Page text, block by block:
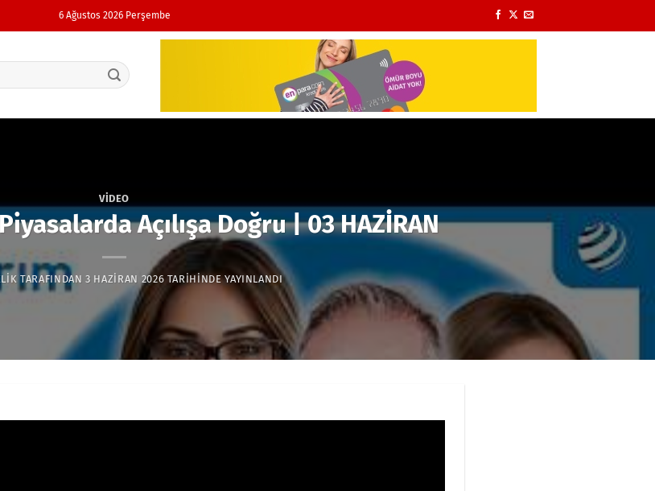
6 Ağustos 2026 Perşembe
VIDEO
Açılışa Doğru | 03 HAZİRAN
TARAFINDAN 3 HAZIRAN 2026 TARIHINDE YAYINLANDI